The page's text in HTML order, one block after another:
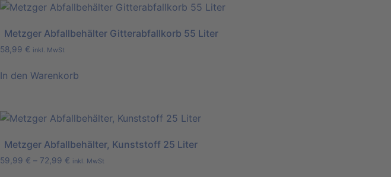
Metzger Abfallbehälter Gitterabfallkorb 55 Liter
58,99 € inkl. MwSt
In den Warenkorb
Metzger Abfallbehälter, Kunststoff 25 Liter
59,99 € – 72,99 € inkl. MwSt